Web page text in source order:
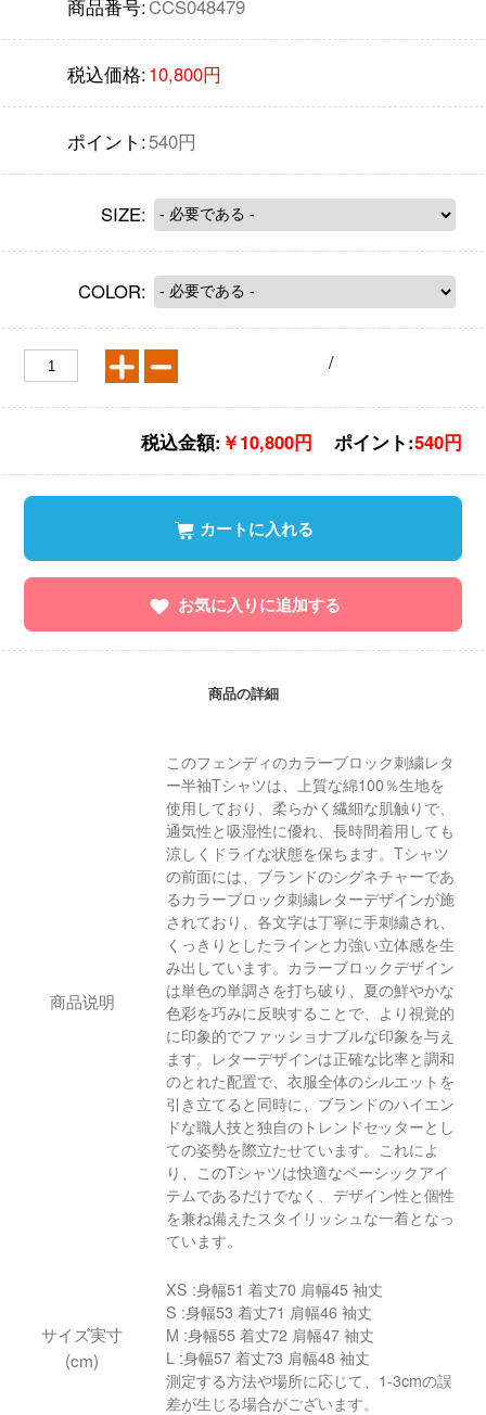
商品番号:CCS048479
税込価格:10,800円
ポイント:540円
SIZE:
COLOR:
/
税込金額: ￥10,800円 ポイント:540円
カートに入れる
お気に入りに追加する
商品の詳細
商品说明
このフェンディのカラーブロック刺繍レタ
ー半袖Tシャツは、上質な綿100％生地を
使用しており、柔らかく繊細な肌触りで、
通気性と吸湿性に優れ、長時間着用しても
涼しくドライな状態を保ちます。Tシャツ
の前面には、ブランドのシグネチャーであ
るカラーブロック刺繍レターデザインが施
されており、各文字は丁寧に手刺繍され、
くっきりとしたラインと力強い立体感を生
み出しています。カラーブロックデザイン
は単色の単調さを打ち破り、夏の鮮やかな
色彩を巧みに反映することで、より視覚的
に印象的でファッショナブルな印象を与え
ます。レターデザインは正確な比率と調和
のとれた配置で、衣服全体のシルエットを
引き立てると同時に、ブランドのハイエン
ドな職人技と独自のトレンドセッターとし
ての姿勢を際立たせています。これによ
り、このTシャツは快適なベーシックアイ
テムであるだけでなく、デザイン性と個性
を兼ね備えたスタイリッシュな一着となっ
ています。
サイズ実寸
(cm)
XS :身幅51 着丈70 肩幅45 袖丈
S :身幅53 着丈71 肩幅46 袖丈
M :身幅55 着丈72 肩幅47 袖丈
L :身幅57 着丈73 肩幅48 袖丈
測定する方法や場所に応じて、1-3cmの誤
差が生じる場合がございます。